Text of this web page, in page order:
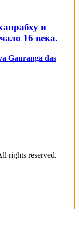
и
16 века.
Gauranga das
rights reserved.